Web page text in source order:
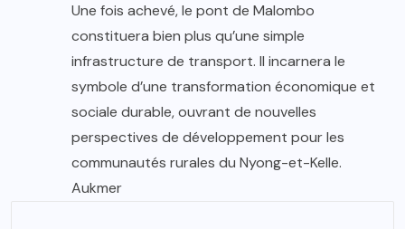
Une fois achevé, le pont de Malombo
constituera bien plus qu’une simple
infrastructure de transport. Il incarnera le
symbole d’une transformation économique et
sociale durable, ouvrant de nouvelles
perspectives de développement pour les
communautés rurales du Nyong-et-Kelle.
Aukmer